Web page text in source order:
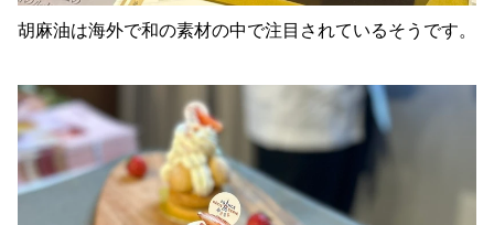
胡麻油は海外で和の素材の中で注目されているそうです。